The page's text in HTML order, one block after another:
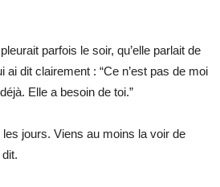
parfois le soir, qu’elle parlait de
ai dit clairement : “Ce n’est pas de moi
Elle a besoin de toi.”
jours. Viens au moins la voir de